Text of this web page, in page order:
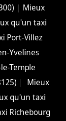
| Mieux
qu'un taxi
Port-Villez
Yvelines
Temple
|
Mieux
qu'un taxi
Richebourg